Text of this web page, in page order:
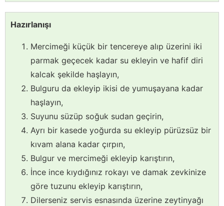
Hazırlanışı
Mercimeği küçük bir tencereye alıp üzerini iki
parmak geçecek kadar su ekleyin ve hafif diri
kalcak şekilde haşlayın,
Bulguru da ekleyip ikisi de yumuşayana kadar
haşlayın,
Suyunu süzüp soğuk sudan geçirin,
Ayrı bir kasede yoğurda su ekleyip pürüzsüz bir
kıvam alana kadar çırpın,
Bulgur ve mercimeği ekleyip karıştırın,
İnce ince kıydığınız rokayı ve damak zevkinize
göre tuzunu ekleyip karıştırın,
Dilerseniz servis esnasında üzerine zeytinyağı